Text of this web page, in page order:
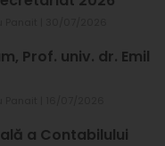
Prof. univ. dr. Emil
a Contabilului